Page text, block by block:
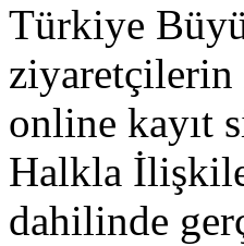
Türkiye
online kayıt
Halkla
dahilinde